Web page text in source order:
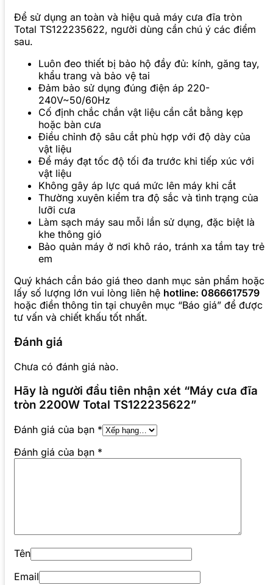
Để sử dụng an toàn và hiệu quả máy cưa đĩa tròn
Total TS122235622, người dùng cần chú ý các điểm
sau.
Luôn đeo thiết bị bảo hộ đầy đủ: kính, găng tay,
khẩu trang và bảo vệ tai
Đảm bảo sử dụng đúng điện áp 220-
240V~50/60Hz
Cố định chắc chắn vật liệu cần cắt bằng kẹp
hoặc bàn cưa
Điều chỉnh độ sâu cắt phù hợp với độ dày của
vật liệu
Để máy đạt tốc độ tối đa trước khi tiếp xúc với
vật liệu
Không gây áp lực quá mức lên máy khi cắt
Thường xuyên kiểm tra độ sắc và tình trạng của
lưỡi cưa
Làm sạch máy sau mỗi lần sử dụng, đặc biệt là
khe thông gió
Bảo quản máy ở nơi khô ráo, tránh xa tầm tay trẻ
em
Quý khách cần báo giá theo danh mục sản phẩm hoặc
lấy số lượng lớn vui lòng liên hệ hotline: 0866617579
hoặc điền thông tin tại chuyên mục “Báo giá” để được
tư vấn và chiết khấu tốt nhất.
Đánh giá
Chưa có đánh giá nào.
Hãy là người đầu tiên nhận xét “Máy cưa đĩa
tròn 2200W Total TS122235622”
Đánh giá của bạn *
Đánh giá của bạn *
Tên
Email